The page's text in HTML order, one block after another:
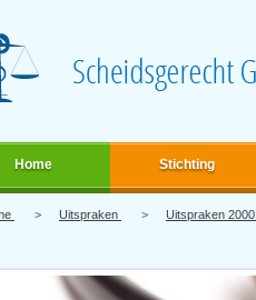
Home Stichting
Uitspraken Uitspraken 2000